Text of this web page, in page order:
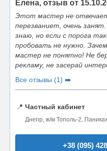
Елена, отзыв от
Этот мастер не
перезваниет, очень
знаю, но если с порога
пробовать не нужно.
мастер не понятно! Не
рекламу, не засерай
Все отзывы (1) ➡️
📍 Частный кабинет
Днепр, ж/м Тополь-2,
+38 (095)